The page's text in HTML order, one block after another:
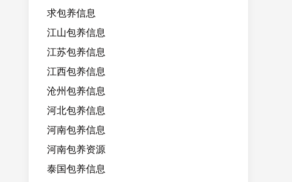
求包养信息
江山包养信息
江苏包养信息
江西包养信息
沧州包养信息
河北包养信息
河南包养信息
河南包养资源
泰国包养信息